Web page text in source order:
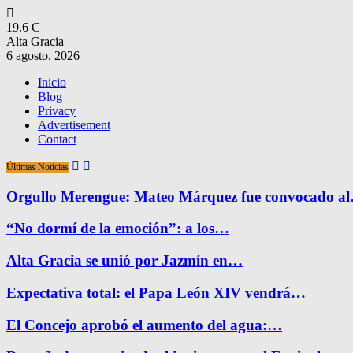
19.6 C
Alta Gracia
6 agosto, 2026
Inicio
Blog
Privacy
Advertisement
Contact
Últimas Noticias
Orgullo Merengue: Mateo Márquez fue convocado
“No dormí de la emoción”: a los…
Alta Gracia se unió por Jazmín en…
Expectativa total: el Papa León XIV vendrá…
El Concejo aprobó el aumento del agua:…